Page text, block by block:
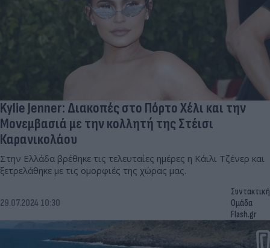
Kylie Jenner: Διακοπές στο Πόρτο Χέλι και την
Μονεμβασιά με την κολλητή της Στέισι
Καρανικολάου
Στην Ελλάδα βρέθηκε τις τελευταίες ημέρες η Κάιλι Τζένερ και
ξετρελάθηκε με τις ομορφιές της χώρας μας.
29.07.2024 10:30
Συντακτική
Ομάδα
Flash.gr